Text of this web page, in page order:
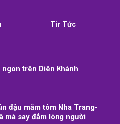
Tin Tức
trên Diên Khánh
đậu mắm tôm Nha Trang-
mà say đắm lòng người